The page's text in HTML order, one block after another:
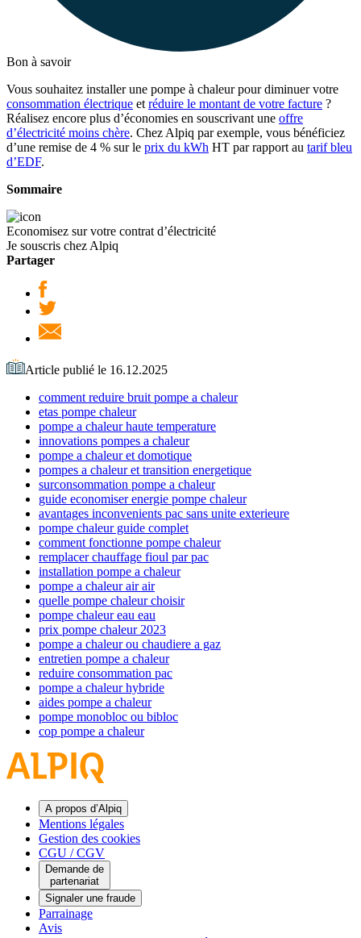
Bon à savoir
Vous souhaitez installer une pompe à chaleur pour diminuer votre
consommation électrique et réduire le montant de votre facture ?
Réalisez encore plus d’économies en souscrivant une offre
d’électricité moins chère. Chez Alpiq par exemple, vous bénéficiez
d’une remise de 4 % sur le prix du kWh HT par rapport au tarif bleu
d’EDF.
Sommaire
Economisez sur votre contrat d’électricité
Je souscris chez Alpiq
Partager
Article publié le 16.12.2025
comment reduire bruit pompe a chaleur
etas pompe chaleur
pompe a chaleur haute temperature
innovations pompes a chaleur
pompe a chaleur et domotique
pompes a chaleur et transition energetique
surconsommation pompe a chaleur
guide economiser energie pompe chaleur
avantages inconvenients pac sans unite exterieure
pompe chaleur guide complet
comment fonctionne pompe chaleur
remplacer chauffage fioul par pac
installation pompe a chaleur
pompe a chaleur air air
quelle pompe chaleur choisir
pompe chaleur eau eau
prix pompe chaleur 2023
pompe a chaleur ou chaudiere a gaz
entretien pompe a chaleur
reduire consommation pac
pompe a chaleur hybride
aides pompe a chaleur
pompe monobloc ou bibloc
cop pompe a chaleur
A propos d’Alpiq
Mentions légales
Gestion des cookies
CGU / CGV
Demande de
partenariat
Signaler une fraude
Parrainage
Avis